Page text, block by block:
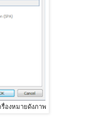
รื่องหมายดังภาพ